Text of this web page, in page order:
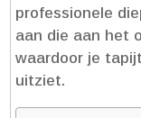
professionele
aan die aan het
waardoor je
uitziet.​